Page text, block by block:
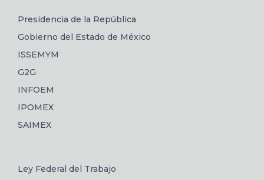
Presidencia de la República
Gobierno del Estado de México
ISSEMYM
G2G
INFOEM
IPOMEX
SAIMEX
Ley Federal del Trabajo